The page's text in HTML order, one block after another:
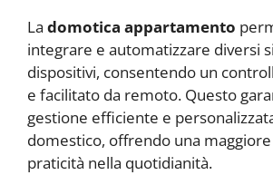
La domotica appartamento
integrare e automatizzare diversi
dispositivi, consentendo un
e facilitato da remoto. Questo
gestione efficiente e
domestico, offrendo una
praticità nella quotidianità.